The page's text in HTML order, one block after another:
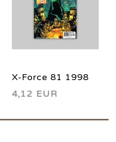
X-Force 81 1998
4,12 EUR